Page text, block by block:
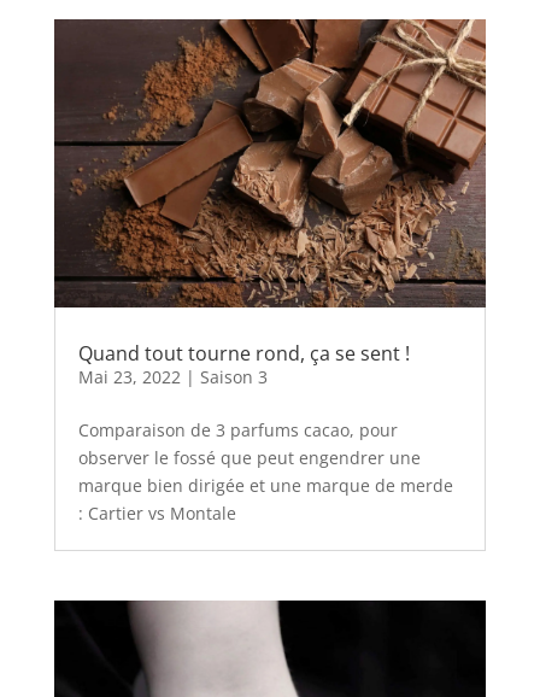
Quand tout tourne rond, ça se sent !
Mai 23, 2022 | Saison 3
Comparaison de 3 parfums cacao, pour
observer le fossé que peut engendrer une
marque bien dirigée et une marque de merde
: Cartier vs Montale